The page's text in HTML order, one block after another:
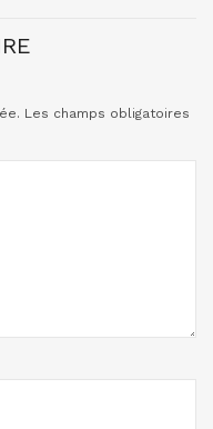
Les champs obligatoires